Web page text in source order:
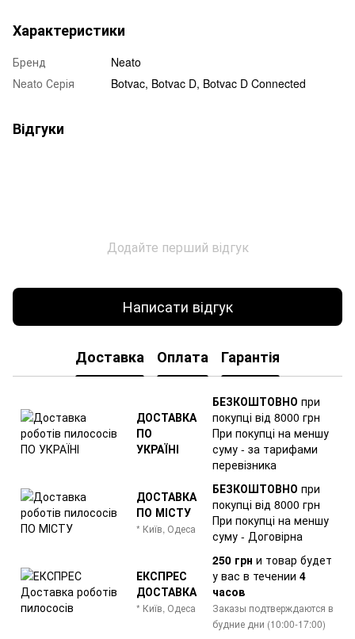
Характеристики
Бренд
Neato
Neato Серія
Botvac, Botvac D, Botvac D Connected
Відгуки
Додайте перший відгук
Написати відгук
Доставка Оплата Гарантія
ДОСТАВКА
ПО
УКРАЇНІ
БЕЗКОШТОВНО при
покупці від 8000 грн
При покупці на меншу
суму - за тарифами
перевізника
ДОСТАВКА
ПО МІСТУ
* Київ, Одеса
БЕЗКОШТОВНО при
покупці від 8000 грн
При покупці на меншу
суму - Договірна
ЕКСПРЕС
ДОСТАВКА
* Київ, Одеса
250 грн и товар будет
у вас в течении 4
часов
Заказы подтверждаются в
будние дни (10:00-17:00)